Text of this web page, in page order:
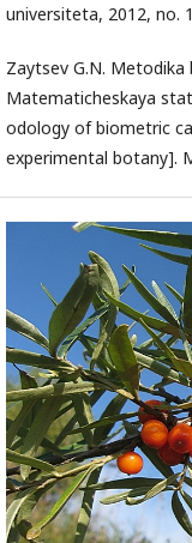
universiteta, 2012, no.
Zaytsev G.N.
Matematicheskaya
odology of biometric
experimental botany].